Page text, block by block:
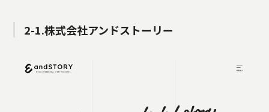
2-1.株式会社アンドストーリー